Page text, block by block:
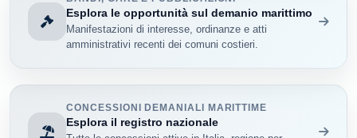
Esplora le opportunità sul demanio marittimo
Manifestazioni di interesse, ordinanze e atti
amministrativi recenti dei comuni costieri.
CONCESSIONI DEMANIALI MARITTIME
Esplora il registro nazionale
Tutte le concessioni attive in Italia, regione per